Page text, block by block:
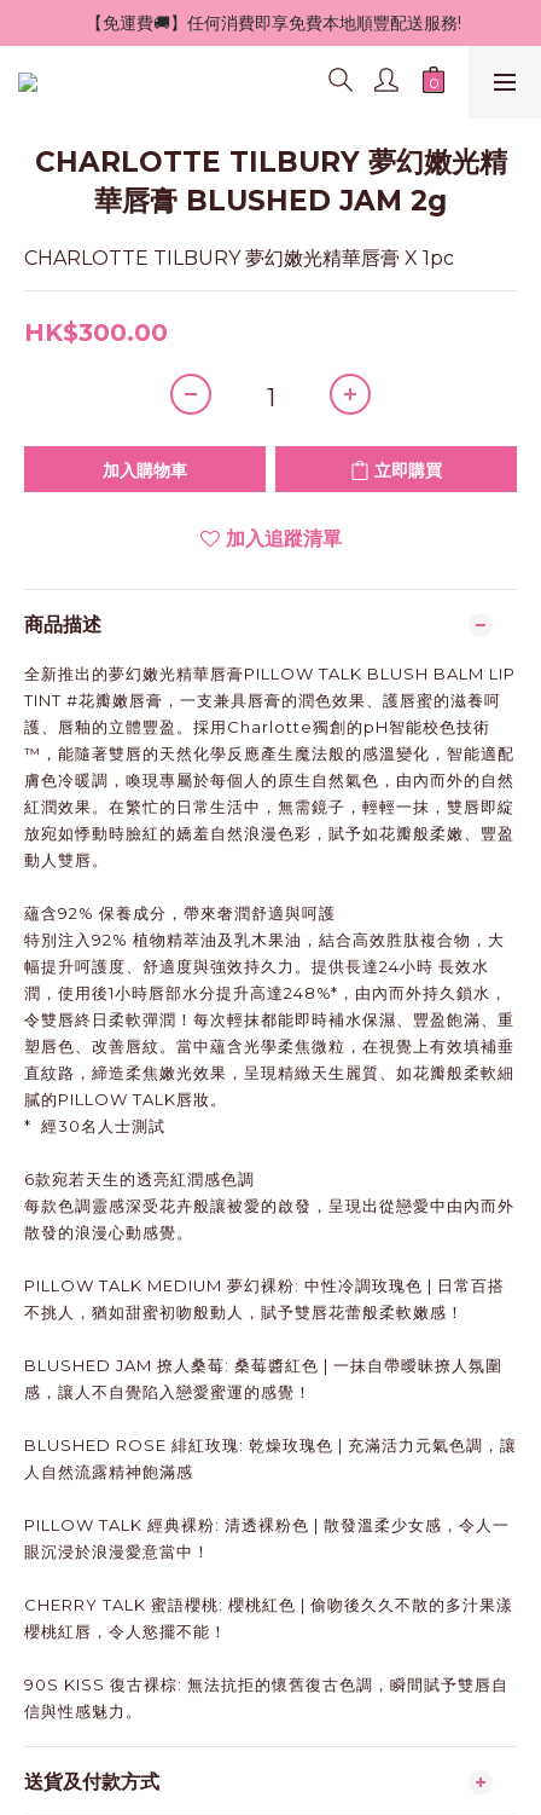
【免運費🚚】任何消費即享免費本地順豐配送服務!
CHARLOTTE TILBURY 夢幻嫩光精
華唇膏 BLUSHED JAM 2g
CHARLOTTE TILBURY 夢幻嫩光精華唇膏 X 1pc
HK$300.00
加入購物車 立即購買
加入追蹤清單
商品描述
全新推出的夢幻嫩光精華唇膏PILLOW TALK BLUSH BALM LIP
TINT #花瓣嫩唇膏，一支兼具唇膏的潤色效果、護唇蜜的滋養呵
護、唇釉的立體豐盈。採用Charlotte獨創的pH智能校色技術
™，能隨著雙唇的天然化學反應產生魔法般的感溫變化，智能適配
膚色冷暖調，喚現專屬於每個人的原生自然氣色，由內而外的自然
紅潤效果。在繁忙的日常生活中，無需鏡子，輕輕一抹，雙唇即綻
放宛如悸動時臉紅的嬌羞自然浪漫色彩，賦予如花瓣般柔嫩、豐盈
動人雙唇。
蘊含92% 保養成分，帶來奢潤舒適與呵護
特別注入92% 植物精萃油及乳木果油，結合高效胜肽複合物，大
幅提升呵護度、舒適度與強效持久力。提供長達24小時 長效水
潤，使用後1小時唇部水分提升高達248%*，由內而外持久鎖水，
令雙唇終日柔軟彈潤！每次輕抹都能即時補水保濕、豐盈飽滿、重
塑唇色、改善唇紋。當中蘊含光學柔焦微粒，在視覺上有效填補垂
直紋路，締造柔焦嫩光效果，呈現精緻天生麗質、如花瓣般柔軟細
膩的PILLOW TALK唇妝。
* 經30名人士測試
6款宛若天生的透亮紅潤感色調
每款色調靈感深受花卉般讓被愛的啟發，呈現出從戀愛中由內而外
散發的浪漫心動感覺。
PILLOW TALK MEDIUM 夢幻裸粉: 中性冷調玫瑰色 | 日常百搭
不挑人，猶如甜蜜初吻般動人，賦予雙唇花蕾般柔軟嫩感！
BLUSHED JAM 撩人桑莓: 桑莓醬紅色 | 一抹自帶曖昧撩人氛圍
感，讓人不自覺陷入戀愛蜜運的感覺！
BLUSHED ROSE 緋紅玫瑰: 乾燥玫瑰色 | 充滿活力元氣色調，讓
人自然流露精神飽滿感
PILLOW TALK 經典裸粉: 清透裸粉色 | 散發溫柔少女感，令人一
眼沉浸於浪漫愛意當中！
CHERRY TALK 蜜語櫻桃: 櫻桃紅色 | 偷吻後久久不散的多汁果漾
櫻桃紅唇，令人慾擺不能！
90S KISS 復古裸棕: 無法抗拒的懷舊復古色調，瞬間賦予雙唇自
信與性感魅力。
送貨及付款方式